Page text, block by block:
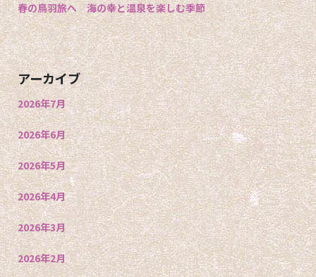
春の鳥羽旅へ 海の幸と温泉を楽しむ季節
アーカイブ
2026年7月
2026年6月
2026年5月
2026年4月
2026年3月
2026年2月